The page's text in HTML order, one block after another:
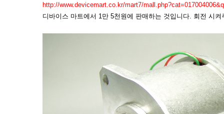
http://www.devicemart.co.kr/mart7/
디바이스 마트에서 1만 5천원에 판매하는 것입니다. 회전 시